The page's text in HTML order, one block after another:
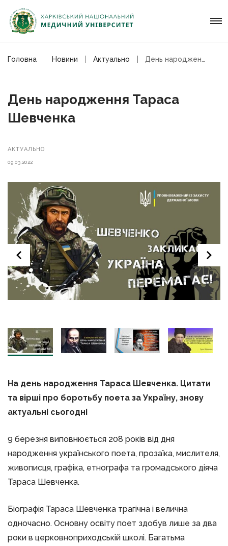
Головна Новини Актуально
День народження Тараса
Шевченка
АКТУАЛЬНО
09.03.2022
На день народження Тараса Шевченка. Цитати
та вірші про боротьбу поета за Україну, знову
актуальні сьогодні
9 березня виповнюється 208 років від дня
народження українського поета, прозаїка, мислителя,
живописця, графіка, етнографа та громадського діяча
Тараса Шевченка.
Біографія Тараса Шевченка трагічна і велична
одночасно. Основну освіту поет здобув лише за два
роки в церковноприходській школі. Багатьма